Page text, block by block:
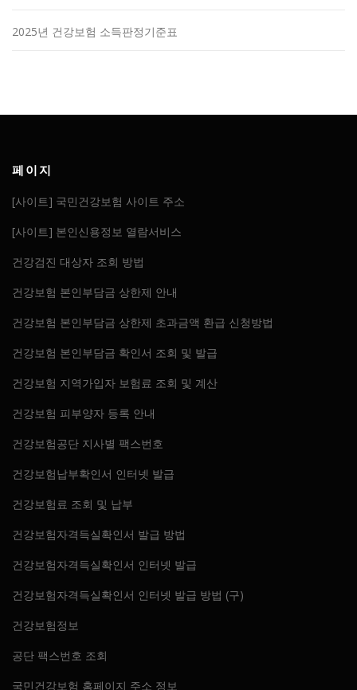
2025년 건강보험 소득판정기준표
페이지
[사이트] 국민건강보험 사이트 주소
[사이트] 본인신용정보 열람서비스
건강검진 대상자 조회 방법
건강보험 본인부담금 상한제 안내
건강보험 본인부담금 상한제 초과금액 환급 신청방법
건강보험 본인부담금 확인서 조회 및 발급
건강보험 지역가입자 보험료 조회 및 계산
건강보험 피부양자 등록 안내
건강보험공단 지사별 팩스번호
건강보험납부확인서 인터넷 발급
건강보험료 조회 및 납부
건강보험자격득실확인서 발급 방법
건강보험자격득실확인서 인터넷 발급
건강보험자격득실확인서 인터넷 발급 방법 (구)
건강보험정보
공단 팩스번호 조회
국민건강보험 홈페이지 주소 정보